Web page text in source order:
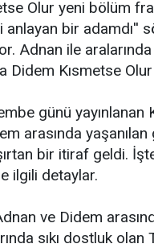
Olur yeni bölüm
bir adamdı''
Adnan ile
Didem Kısmetse
günü yayınlanan
arasında
bir itiraf geldi.
ilgili detaylar.
ve Didem
sıkı dostluk